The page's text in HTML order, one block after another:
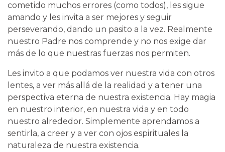
cometido muchos errores (como todos), les sigue
amando y les invita a ser mejores y seguir
perseverando, dando un pasito a la vez. Realmente
nuestro Padre nos comprende y no nos exige dar
más de lo que nuestras fuerzas nos permiten.
Les invito a que podamos ver nuestra vida con otros
lentes, a ver más allá de la realidad y a tener una
perspectiva eterna de nuestra existencia. Hay magia
en nuestro interior, en nuestra vida y en todo
nuestro alrededor. Simplemente aprendamos a
sentirla, a creer y a ver con ojos espirituales la
naturaleza de nuestra existencia.